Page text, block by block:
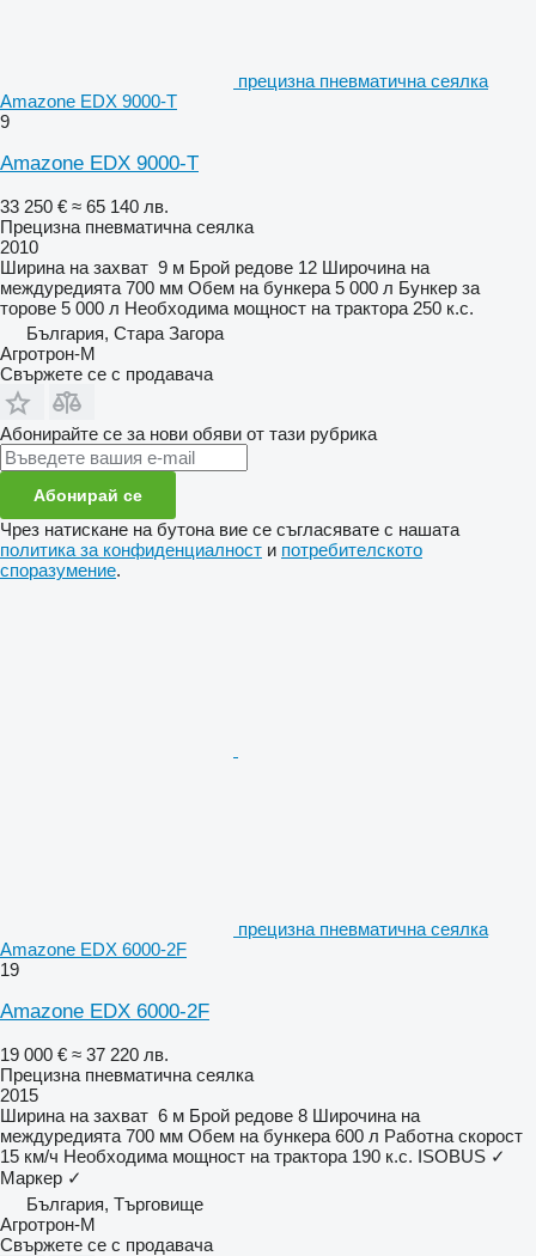
прецизна пневматична сеялка
Amazone EDX 9000-T
9
Amazone EDX 9000-T
33 250 € ≈ 65 140 лв.
Прецизна пневматична сеялка
2010
Ширина на захват 9 м Брой редове 12 Широчина на
междуредията 700 мм Обем на бункера 5 000 л Бункер за
торове 5 000 л Необходима мощност на трактора 250 к.с.
България, Стара Загора
Агротрон-М
Свържете се с продавача
Абонирайте се за нови обяви от тази рубрика
Абонирай се
Чрез натискане на бутона вие се съгласявате с нашата
политика за конфиденциалност и потребителското
споразумение.
прецизна пневматична сеялка
Amazone EDX 6000-2F
19
Amazone EDX 6000-2F
19 000 € ≈ 37 220 лв.
Прецизна пневматична сеялка
2015
Ширина на захват 6 м Брой редове 8 Широчина на
междуредията 700 мм Обем на бункера 600 л Работна скорост
15 км/ч Необходима мощност на трактора 190 к.с. ISOBUS ✓
Маркер ✓
България, Търговище
Агротрон-М
Свържете се с продавача